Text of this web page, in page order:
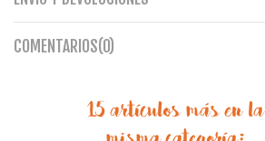
COMENTARIOS(0)
15 artículos más en la